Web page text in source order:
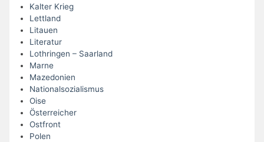
Kalter Krieg
Lettland
Litauen
Literatur
Lothringen – Saarland
Marne
Mazedonien
Nationalsozialismus
Oise
Österreicher
Ostfront
Polen